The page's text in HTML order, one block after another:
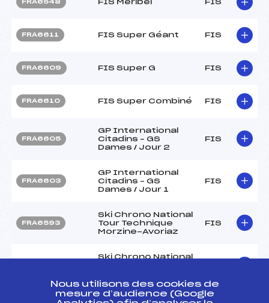
FRA6548 FIS Méribel FIS
FRA6611 FIS Super Géant FIS
FRA6609 FIS Super G FIS
FRA6610 FIS Super Combiné FIS
FRA6605
GP International
Citadins – GS
Dames / Jour 2
FIS
FRA6603
GP International
Citadins – GS
Dames / Jour 1
FIS
FRA6593
Ski Chrono National
Tour Technique
Morzine-Avoriaz
FIS
Ski Chrono National
GRAND PRIX DE
Nous utilisons des cookies de
mesure d’audience (Google